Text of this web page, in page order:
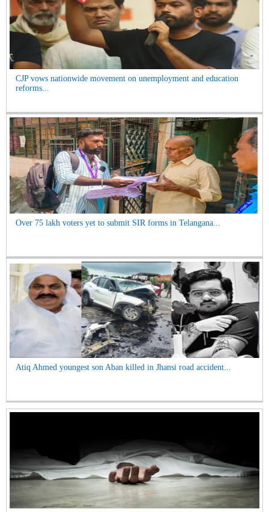
CJP vows nationwide movement on unemployment and education
reforms...
Over 75 lakh voters yet to submit SIR forms in Telangana...
Atiq Ahmed youngest son Aban killed in Jhansi road accident...